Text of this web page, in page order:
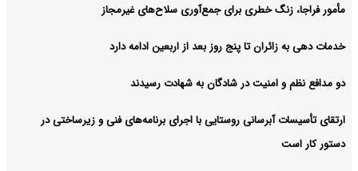
مأمور فراجا، زنگ خطری برای جمع‌آوری سلاح‌های غیرمجاز
خدمات دهی به زائران تا پنج روز بعد از اربعین ادامه دارد
دو مدافع نظم و امنیت در شادگان به شهادت رسیدند
ارتقای تأسیسات آبرسانی روستایی با اجرای برنامه‌های فنی و زیرساختی در
دستور کار است